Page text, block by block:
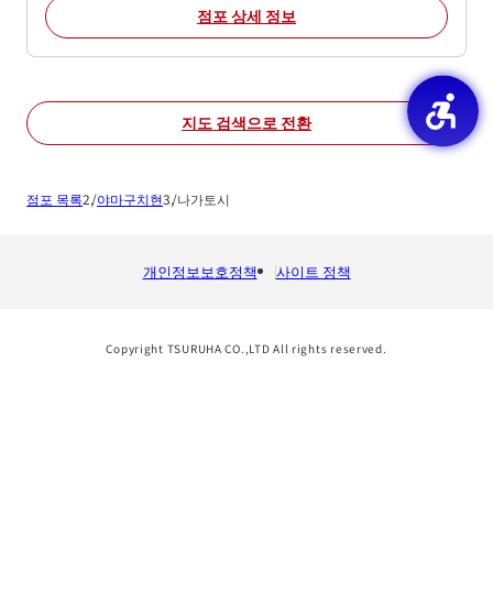
점포 상세 정보
지도 검색으로 전환
점포 목록 야마구치현 나가토시
개인정보보호정책 사이트 정책
Copyright TSURUHA CO.,LTD All rights reserved.